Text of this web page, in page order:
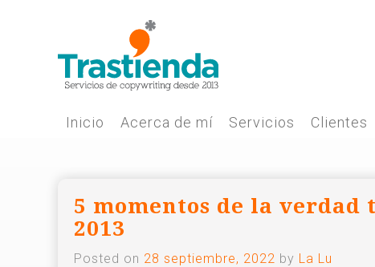
Inicio Acerca de mí Servicios Clientes
5 momentos de la verdad
2013
Posted on 28 septiembre, 2022 by La Lu